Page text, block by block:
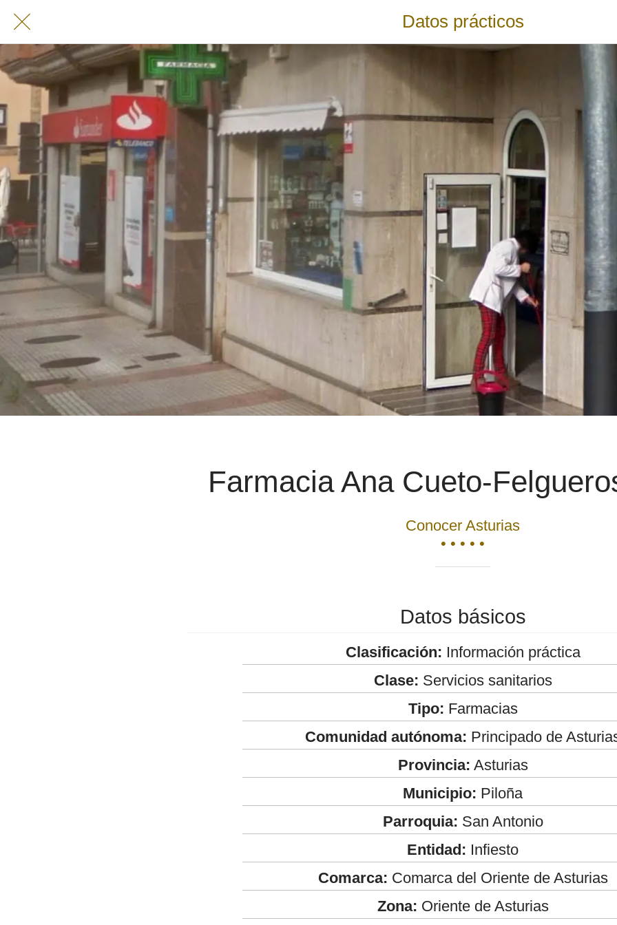
Datos prácticos
Farmacia Ana Cueto-
Conocer Asturias
• • • • •
Datos básicos
Clasificación: Información práctica
Clase: Servicios sanitarios
Tipo: Farmacias
Comunidad autónoma: Principado de
Provincia: Asturias
Municipio: Piloña
Parroquia: San Antonio
Entidad: Infiesto
Comarca: Comarca del Oriente de Asturias
Zona: Oriente de Asturias